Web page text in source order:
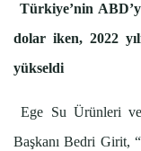
Türkiye’nin
dolar iken, 2022
yükseldi
Ege Su Ürünleri
Başkanı Bedri Girit,